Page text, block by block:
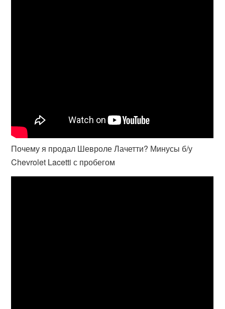
Почему я продал Шевроле Лачетти? Минусы б/у
Chevrolet Lacetti с пробегом